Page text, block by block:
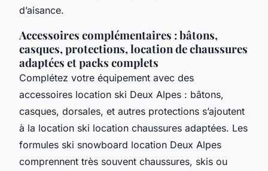
d’aisance.
Accessoires complémentaires : bâtons,
casques, protections, location de chaussures
adaptées et packs complets
Complétez votre équipement avec des
accessoires location ski Deux Alpes : bâtons,
casques, dorsales, et autres protections s’ajoutent
à la location ski location chaussures adaptées. Les
formules ski snowboard location Deux Alpes
comprennent très souvent chaussures, skis ou